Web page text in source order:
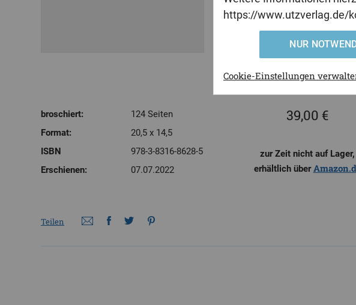
https://www.utzverlag.de/
NUR
Cookie-Einstellungen
broschiert:
124 Seiten
Format:
20,5 x 14,5
ISBN
978-3-8316-8628-5
Erschienen:
07.07.2022
39,00 €
zur Zeit nicht auf Lager,
erhältlich über
Teilen